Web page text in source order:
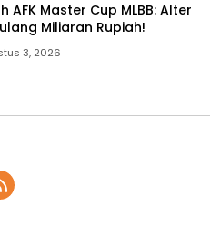
AFK Master Cup MLBB: Alter
Miliaran Rupiah!
3, 2026